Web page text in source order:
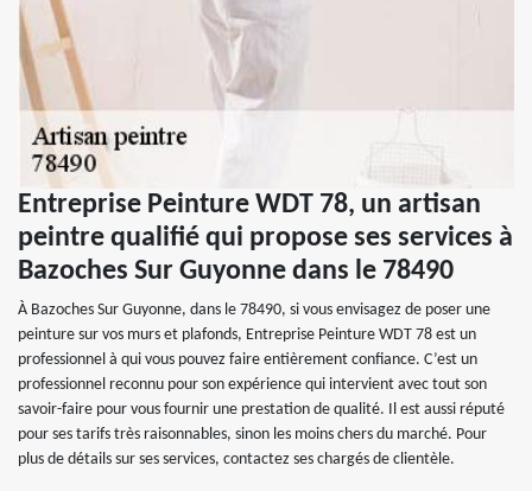
Entreprise Peinture WDT 78, un artisan
peintre qualifié qui propose ses services à
Bazoches Sur Guyonne dans le 78490
À Bazoches Sur Guyonne, dans le 78490, si vous envisagez de poser une
peinture sur vos murs et plafonds, Entreprise Peinture WDT 78 est un
professionnel à qui vous pouvez faire entièrement confiance. C’est un
professionnel reconnu pour son expérience qui intervient avec tout son
savoir-faire pour vous fournir une prestation de qualité. Il est aussi réputé
pour ses tarifs très raisonnables, sinon les moins chers du marché. Pour
plus de détails sur ses services, contactez ses chargés de clientèle.